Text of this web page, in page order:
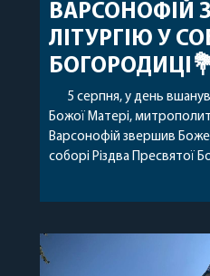
ВАРСОНОФІЙ
ЛІТУРГІЮ У
5 серпня, у день
Божої Матері, митрополит
Варсонофій звершив
соборі Різдва Пресвятої
Його
священному сані. Під час
особливі молитви за мир в